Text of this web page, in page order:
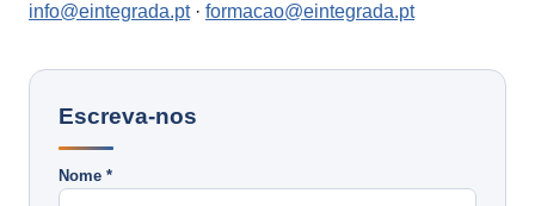
info@eintegrada.pt· formacao@eintegrada.pt
Escreva-nos
Nome *